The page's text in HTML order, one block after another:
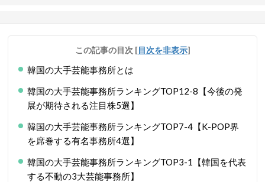
この記事の目次 [目次を非表示]
韓国の大手芸能事務所とは
韓国の大手芸能事務所ランキングTOP12-8【今後の発
展が期待される注目株5選】
韓国の大手芸能事務所ランキングTOP7-4【K-POP界
を席巻する有名事務所4選】
韓国の大手芸能事務所ランキングTOP3-1【韓国を代表
する不動の3大芸能事務所】